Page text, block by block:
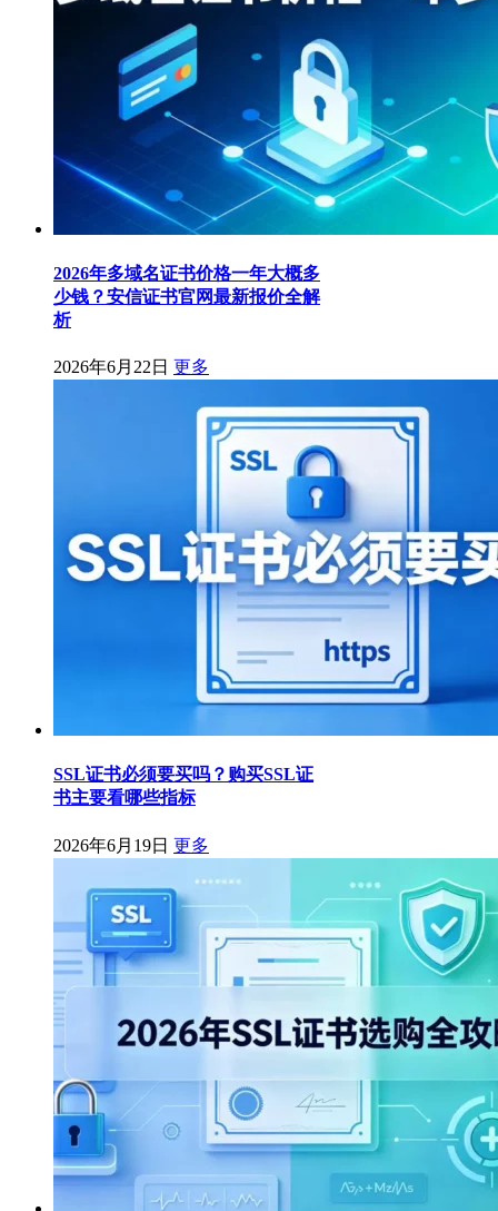
2026年多域名证书价格一年大概多
少钱？安信证书官网最新报价全解
析
2026年6月22日 更多
SSL证书必须要买吗？购买SSL证
书主要看哪些指标
2026年6月19日 更多